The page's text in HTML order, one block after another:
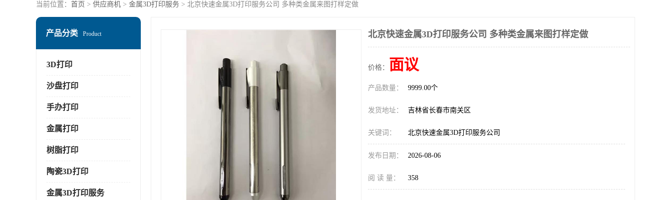
当前位置： 首页 > 供应商机 > 金属3D打印服务 > 北京快速金属3D打印服务公司 多种类金属来图打样定做
产品分类 Product
3D打印
沙盘打印
手办打印
金属打印
树脂打印
陶瓷3D打印
金属3D打印服务
北京快速金属3D打印服务公司 多种类金属来图打样定做
价格： 面议
产品数量： 9999.00个
发货地址： 吉林省长春市南关区
关键词： 北京快速金属3D打印服务公司
发布日期： 2026-08-06
阅 读 量： 358